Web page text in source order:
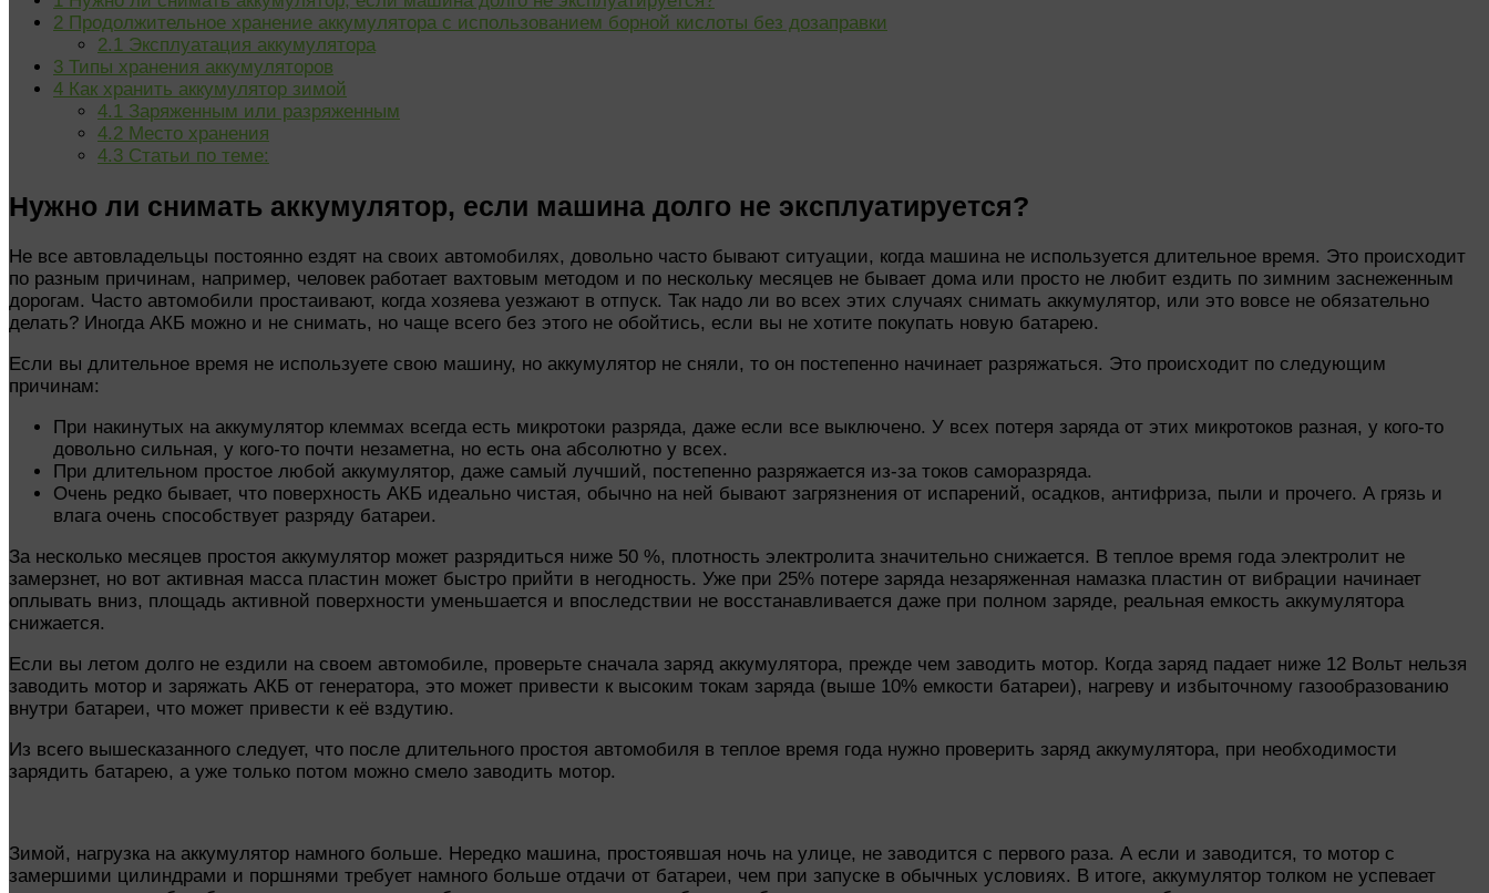
2 Продолжительное хранение аккумулятора с использованием борной кислоты без дозаправки
2.1 Эксплуатация аккумулятора
3 Типы хранения аккумуляторов
4 Как хранить аккумулятор зимой
4.1 Заряженным или разряженным
4.2 Место хранения
4.3 Статьи по теме:
Нужно ли снимать аккумулятор, если машина долго не эксплуатируется?
Не все автовладельцы постоянно ездят на своих автомобилях, довольно часто бывают ситуации, когда машина не используется длительное время. Это происходит
по разным причинам, например, человек работает вахтовым методом и по нескольку месяцев не бывает дома или просто не любит ездить по зимним заснеженным
дорогам. Часто автомобили простаивают, когда хозяева уезжают в отпуск. Так надо ли во всех этих случаях снимать аккумулятор, или это вовсе не обязательно
делать? Иногда АКБ можно и не снимать, но чаще всего без этого не обойтись, если вы не хотите покупать новую батарею.
Если вы длительное время не используете свою машину, но аккумулятор не сняли, то он постепенно начинает разряжаться. Это происходит по следующим
причинам:
При накинутых на аккумулятор клеммах всегда есть микротоки разряда, даже если все выключено. У всех потеря заряда от этих микротоков разная, у кого-то
довольно сильная, у кого-то почти незаметна, но есть она абсолютно у всех.
При длительном простое любой аккумулятор, даже самый лучший, постепенно разряжается из-за токов саморазряда.
Очень редко бывает, что поверхность АКБ идеально чистая, обычно на ней бывают загрязнения от испарений, осадков, антифриза, пыли и прочего. А грязь и
влага очень способствует разряду батареи.
За несколько месяцев простоя аккумулятор может разрядиться ниже 50 %, плотность электролита значительно снижается. В теплое время года электролит не
замерзнет, но вот активная масса пластин может быстро прийти в негодность. Уже при 25% потере заряда незаряженная намазка пластин от вибрации начинает
оплывать вниз, площадь активной поверхности уменьшается и впоследствии не восстанавливается даже при полном заряде, реальная емкость аккумулятора
снижается.
Если вы летом долго не ездили на своем автомобиле, проверьте сначала заряд аккумулятора, прежде чем заводить мотор. Когда заряд падает ниже 12 Вольт нельзя
заводить мотор и заряжать АКБ от генератора, это может привести к высоким токам заряда (выше 10% емкости батареи), нагреву и избыточному газообразованию
внутри батареи, что может привести к её вздутию.
Из всего вышесказанного следует, что после длительного простоя автомобиля в теплое время года нужно проверить заряд аккумулятора, при необходимости
зарядить батарею, а уже только потом можно смело заводить мотор.
Зимой, нагрузка на аккумулятор намного больше. Нередко машина, простоявшая ночь на улице, не заводится с первого раза. А если и заводится, то мотор с
замершими цилиндрами и поршнями требует намного больше отдачи от батареи, чем при запуске в обычных условиях. В итоге, аккумулятор толком не успевает